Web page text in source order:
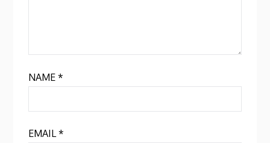
NAME*
EMAIL*